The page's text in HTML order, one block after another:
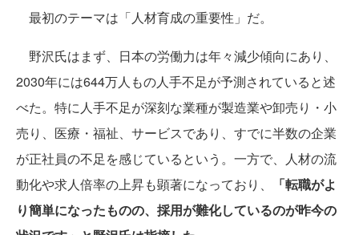
最初のテーマは「人材育成の重要性」だ。
野沢氏はまず、日本の労働力は年々減少傾向にあり、
2030年には644万人もの人手不足が予測されていると述
べた。特に人手不足が深刻な業種が製造業や卸売り・小
売り、医療・福祉、サービスであり、すでに半数の企業
が正社員の不足を感じているという。一方で、人材の流
動化や求人倍率の上昇も顕著になっており、
「転職がよ
り簡単になったものの、採用が難化しているのが昨今の